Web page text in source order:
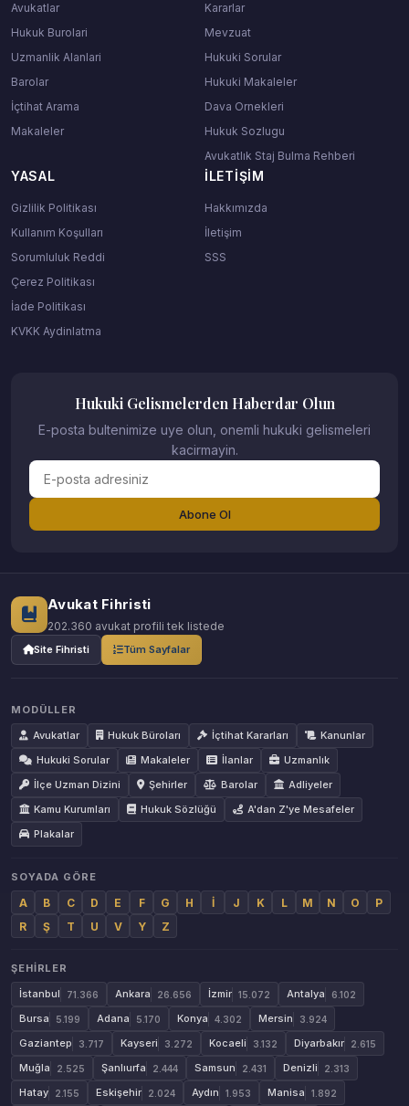
Avukatlar
Hukuk Burolari
Uzmanlik Alanlari
Barolar
İçtihat Arama
Makaleler
Kararlar
Mevzuat
Hukuki Sorular
Hukuki Makaleler
Dava Ornekleri
Hukuk Sozlugu
Avukatlık Staj Bulma Rehberi
YASAL
Gizlilik Politikası
Kullanım Koşulları
Sorumluluk Reddi
Çerez Politikası
İade Politikası
KVKK Aydinlatma
İLETIŞIM
Hakkımızda
İletişim
SSS
Hukuki Gelismelerden Haberdar Olun
E-posta bultenimize uye olun, onemli hukuki gelismeleri
kacirmayin.
Abone Ol
Avukat Fihristi
202.360 avukat profili tek listede
Site Fihristi Tüm Sayfalar
MODÜLLER
Avukatlar
Hukuk Büroları İçtihat Kararları
Kanunlar
Hukuki Sorular
Makaleler İlanlar
Uzmanlık
İlçe Uzman Dizini
Şehirler Barolar
Adliyeler
Kamu Kurumları
Hukuk Sözlüğü
A'dan Z'ye Mesafeler
Plakalar
SOYADA GÖRE
A B C D E F G H İ J K L M N O
P
R
Ş T U V Y Z
ŞEHIRLER
İstanbul
71.366 Ankara 26.656 İzmir 15.072 Antalya 6.102
Bursa 5.199 Adana 5.170 Konya 4.302 Mersin 3.924
Gaziantep 3.717 Kayseri 3.272 Kocaeli 3.132 Diyarbakır 2.615
Muğla 2.525 Şanlıurfa 2.444 Samsun 2.431 Denizli 2.313
Hatay 2.155 Eskişehir 2.024 Aydın 1.953 Manisa 1.892